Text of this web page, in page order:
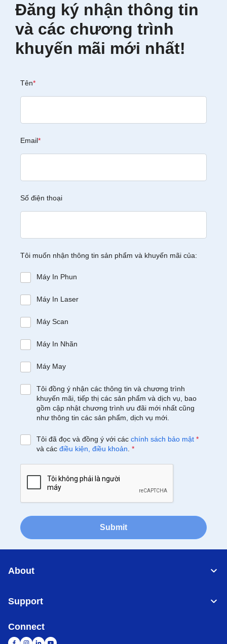
Đăng ký nhận thông tin
và các chương trình
khuyến mãi mới nhất!
Tên*
Email*
Số điện thoại
Tôi muốn nhận thông tin sản phẩm và khuyến mãi của:
Máy In Phun
Máy In Laser
Máy Scan
Máy In Nhãn
Máy May
Tôi đồng ý nhận các thông tin và chương trình
khuyến mãi, tiếp thị các sản phẩm và dịch vụ, bao
gồm cập nhật chương trình ưu đãi mới nhất cũng
như thông tin các sản phẩm, dịch vụ mới.
Tôi đã đọc và đồng ý với các chính sách bảo mật *
và các điều kiện, điều khoản *
Submit
About
Support
Connect